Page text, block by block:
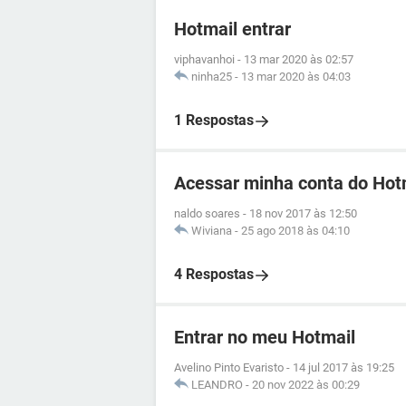
Hotmail entrar
viphavanhoi - 13 mar 2020 às 02:57
ninha25 - 13 mar 2020 às 04:03
1 Respostas
Acessar minha conta do
naldo soares - 18 nov 2017 às 12:50
Wiviana - 25 ago 2018 às 04:10
4 Respostas
Entrar no meu Hotmail
Avelino Pinto Evaristo - 14 jul 2017 às 19:25
LEANDRO - 20 nov 2022 às 00:29